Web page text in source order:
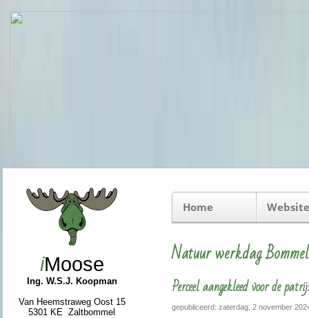
iMoose
Ing. W.S.J. Koopman
Van Heemstraweg Oost 15
5301 KE Zaltbommel
Home
Natuur werkdag
Perceel aangekleed voor de
gepubliceerd: zaterdag, 2 november